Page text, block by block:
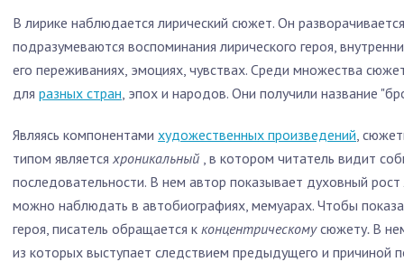
В лирике наблюдается лирический сюжет. Он
подразумеваются воспоминания лирического героя,
его переживаниях, эмоциях, чувствах. Среди множества
для разных стран, эпох и народов. Они получили название
Являясь компонентами художественных произведений,
типом является хроникальный , в котором читатель видит
последовательности. В нем автор показывает духовный
можно наблюдать в автобиографиях, мемуарах. Чтобы
героя, писатель обращается к концентрическомусюжету. В
из которых выступает следствием предыдущего и